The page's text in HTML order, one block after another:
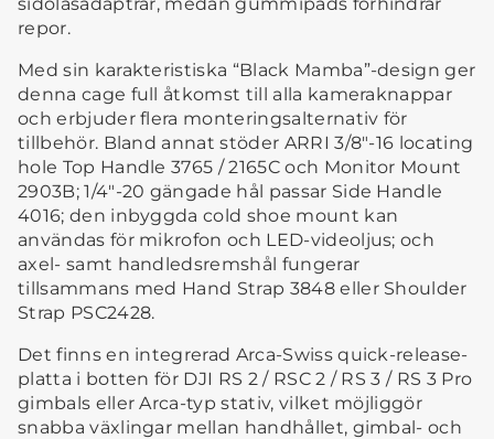
repor.
Med sin karakteristiska “Black Mamba”-design ger
denna cage full åtkomst till alla kameraknappar
och erbjuder flera monteringsalternativ för
tillbehör. Bland annat stöder ARRI 3/8"-16 locating
hole Top Handle 3765 / 2165C och Monitor Mount
2903B; 1/4"-20 gängade hål passar Side Handle
4016; den inbyggda cold shoe mount kan
användas för mikrofon och LED-videoljus; och
axel- samt handledsremshål fungerar
tillsammans med Hand Strap 3848 eller Shoulder
Strap PSC2428.
Det finns en integrerad Arca-Swiss quick-release-
platta i botten för DJI RS 2 / RSC 2 / RS 3 / RS 3 Pro
gimbals eller Arca-typ stativ, vilket möjliggör
snabba växlingar mellan handhållet, gimbal- och